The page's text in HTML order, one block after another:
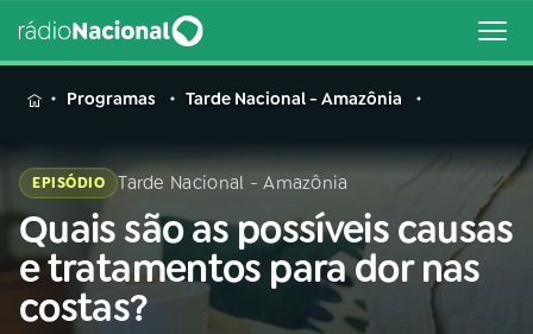
MENU
Buscar
na
Rádio
Nacional
Buscar
Programas Tarde Nacional - Amazônia
EPISÓDIO Tarde Nacional - Amazônia
Quais são as possíveis causas
e tratamentos para dor nas
costas?